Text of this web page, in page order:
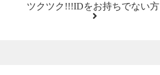
ツクツク!!!IDをお持ちでない方